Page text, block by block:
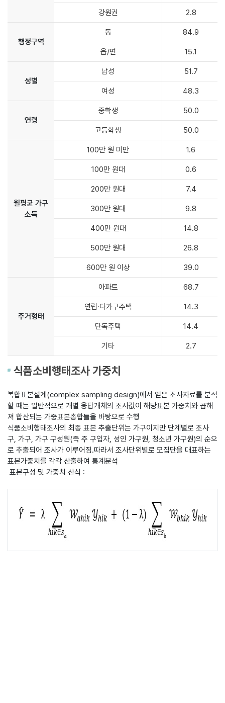
강원권 2.8
행정구역
동 84.9
읍/면 15.1
성별
남성 51.7
여성 48.3
연령
중학생 50.0
고등학생 50.0
월평균 가구
소득
100만 원 미만 1.6
100만 원대 0.6
200만 원대 7.4
300만 원대 9.8
400만 원대 14.8
500만 원대 26.8
600만 원 이상 39.0
주거형태
아파트 68.7
연립·다가구주택 14.3
단독주택 14.4
기타 2.7
식품소비행태조사 가중치
복합표본설계(complex sampling design)에서 얻은 조사자료를 분석
할 때는 일반적으로 개별 응답개체의 조사값이 해당표본 가중치와 곱해
져 합산되는 가중표본총합들을 바탕으로 수행
식품소비행태조사의 최종 표본 추출단위는 가구이지만 단계별로 조사
구, 가구, 가구 구성원(즉 주 구입자, 성인 가구원, 청소년 가구원)의 순으
로 추출되어 조사가 이루어짐.따라서 조사단위별로 모집단을 대표하는
표본가중치를 각각 산출하여 통계분석
표본구성 및 가중치 산식 :